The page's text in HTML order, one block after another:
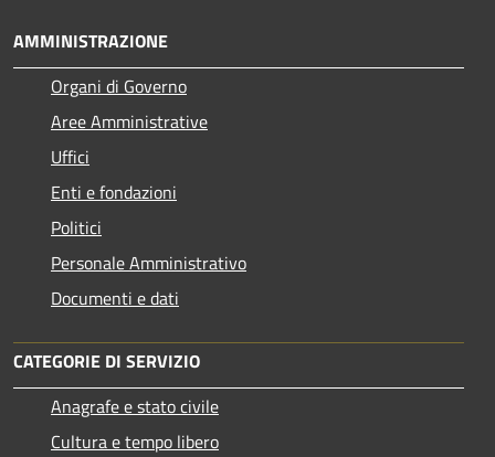
AMMINISTRAZIONE
Organi di Governo
Aree Amministrative
Uffici
Enti e fondazioni
Politici
Personale Amministrativo
Documenti e dati
CATEGORIE DI SERVIZIO
Anagrafe e stato civile
Cultura e tempo libero